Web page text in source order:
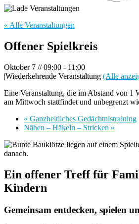
« Alle Veranstaltungen
Offener Spielkreis
Oktober 7 // 09:00 - 11:00
|Wiederkehrende Veranstaltung (Alle
Eine Veranstaltung, die im Abstand von 1
am Mittwoch stattfindet und unbegrenzt
« Ganzheitliches Gedächtnistraining
Nähen – Häkeln – Stricken »
Ein offener Treff für
Kindern
Gemeinsam entdecken, spielen